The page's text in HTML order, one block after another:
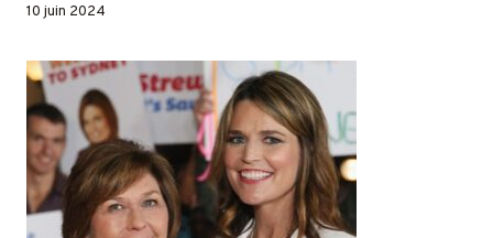
10 juin 2024